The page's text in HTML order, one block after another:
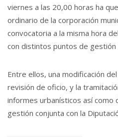
viernes a las 20,00 horas ha
ordinario de la corporación
convocatoria a la misma hora
con distintos puntos de gestión
Entre ellos, una modificación
revisión de oficio, y la
informes urbanísticos así como
gestión conjunta con la